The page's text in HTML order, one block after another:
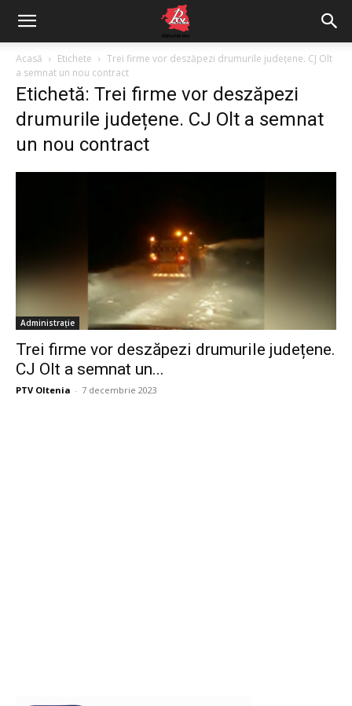
Acasă Etichete
Trei firme vor deszăpezi drumurile județene. CJ Olt
a semnat un nou contract
Etichetă: Trei firme vor deszăpezi
drumurile județene. CJ Olt a semnat
un nou contract
Administrație
Trei firme vor deszăpezi drumurile județene.
CJ Olt a semnat un...
PTV Oltenia - 7 decembrie 2023